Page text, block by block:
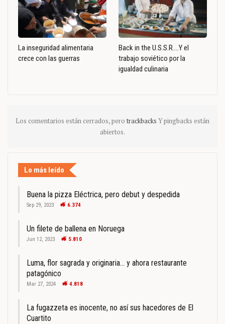
La inseguridad alimentaria
crece con las guerras
Back in the U.S.S.R….Y el
trabajo soviético por la
igualdad culinaria
Los comentarios están cerrados, pero trackbacks Y pingbacks están
abiertos.
Lo más leído
Buena la pizza Eléctrica, pero debut y despedida
Sep 29, 2023 6.374
Un filete de ballena en Noruega
Jun 12, 2023 5.810
Luma, flor sagrada y originaria… y ahora restaurante
patagónico
Mar 27, 2024 4.818
La fugazzeta es inocente, no así sus hacedores de El
Cuartito